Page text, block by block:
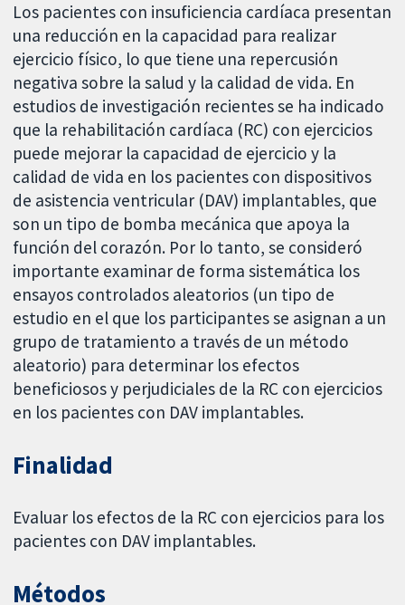
Los pacientes con insuficiencia cardíaca presentan
una reducción en la capacidad para realizar
ejercicio físico, lo que tiene una repercusión
negativa sobre la salud y la calidad de vida. En
estudios de investigación recientes se ha indicado
que la rehabilitación cardíaca (RC) con ejercicios
puede mejorar la capacidad de ejercicio y la
calidad de vida en los pacientes con dispositivos
de asistencia ventricular (DAV) implantables, que
son un tipo de bomba mecánica que apoya la
función del corazón. Por lo tanto, se consideró
importante examinar de forma sistemática los
ensayos controlados aleatorios (un tipo de
estudio en el que los participantes se asignan a un
grupo de tratamiento a través de un método
aleatorio) para determinar los efectos
beneficiosos y perjudiciales de la RC con ejercicios
en los pacientes con DAV implantables.
Finalidad
Evaluar los efectos de la RC con ejercicios para los
pacientes con DAV implantables.
Métodos